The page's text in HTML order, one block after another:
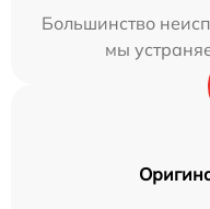
Большинство
мы